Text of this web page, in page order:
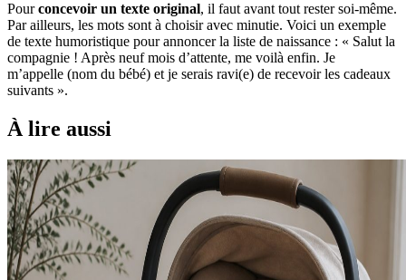
Pourconcevoir un texte original, il faut avant tout rester soi-même.
Par ailleurs, les mots sont à choisir avec minutie. Voici un exemple
de texte humoristique pour annoncer la liste de naissance : « Salut la
compagnie ! Après neuf mois d’attente, me voilà enfin. Je
m’appelle (nom du bébé) et je serais ravi(e) de recevoir les cadeaux
suivants ».
À lire aussi